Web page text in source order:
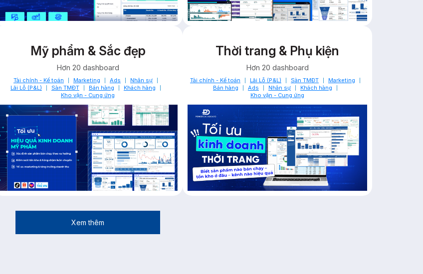
Mỹ phẩm & Sắc đẹp
Hơn 20 dashboard
Tài chính - Kế toán Marketing Ads
Nhân sự
Lãi Lỗ (P&L)
Sàn TMĐT Bán hàng
Khách hàng
Kho vận - Cung ứng
Thời trang & Phụ kiện
Hơn 20 dashboard
Tài chính - Kế toán Lãi Lỗ (P&L) Sàn TMĐT
Marketing
Bán hàng
Ads Nhân sự
Khách hàng
Kho vận - Cung ứng
Xem thêm